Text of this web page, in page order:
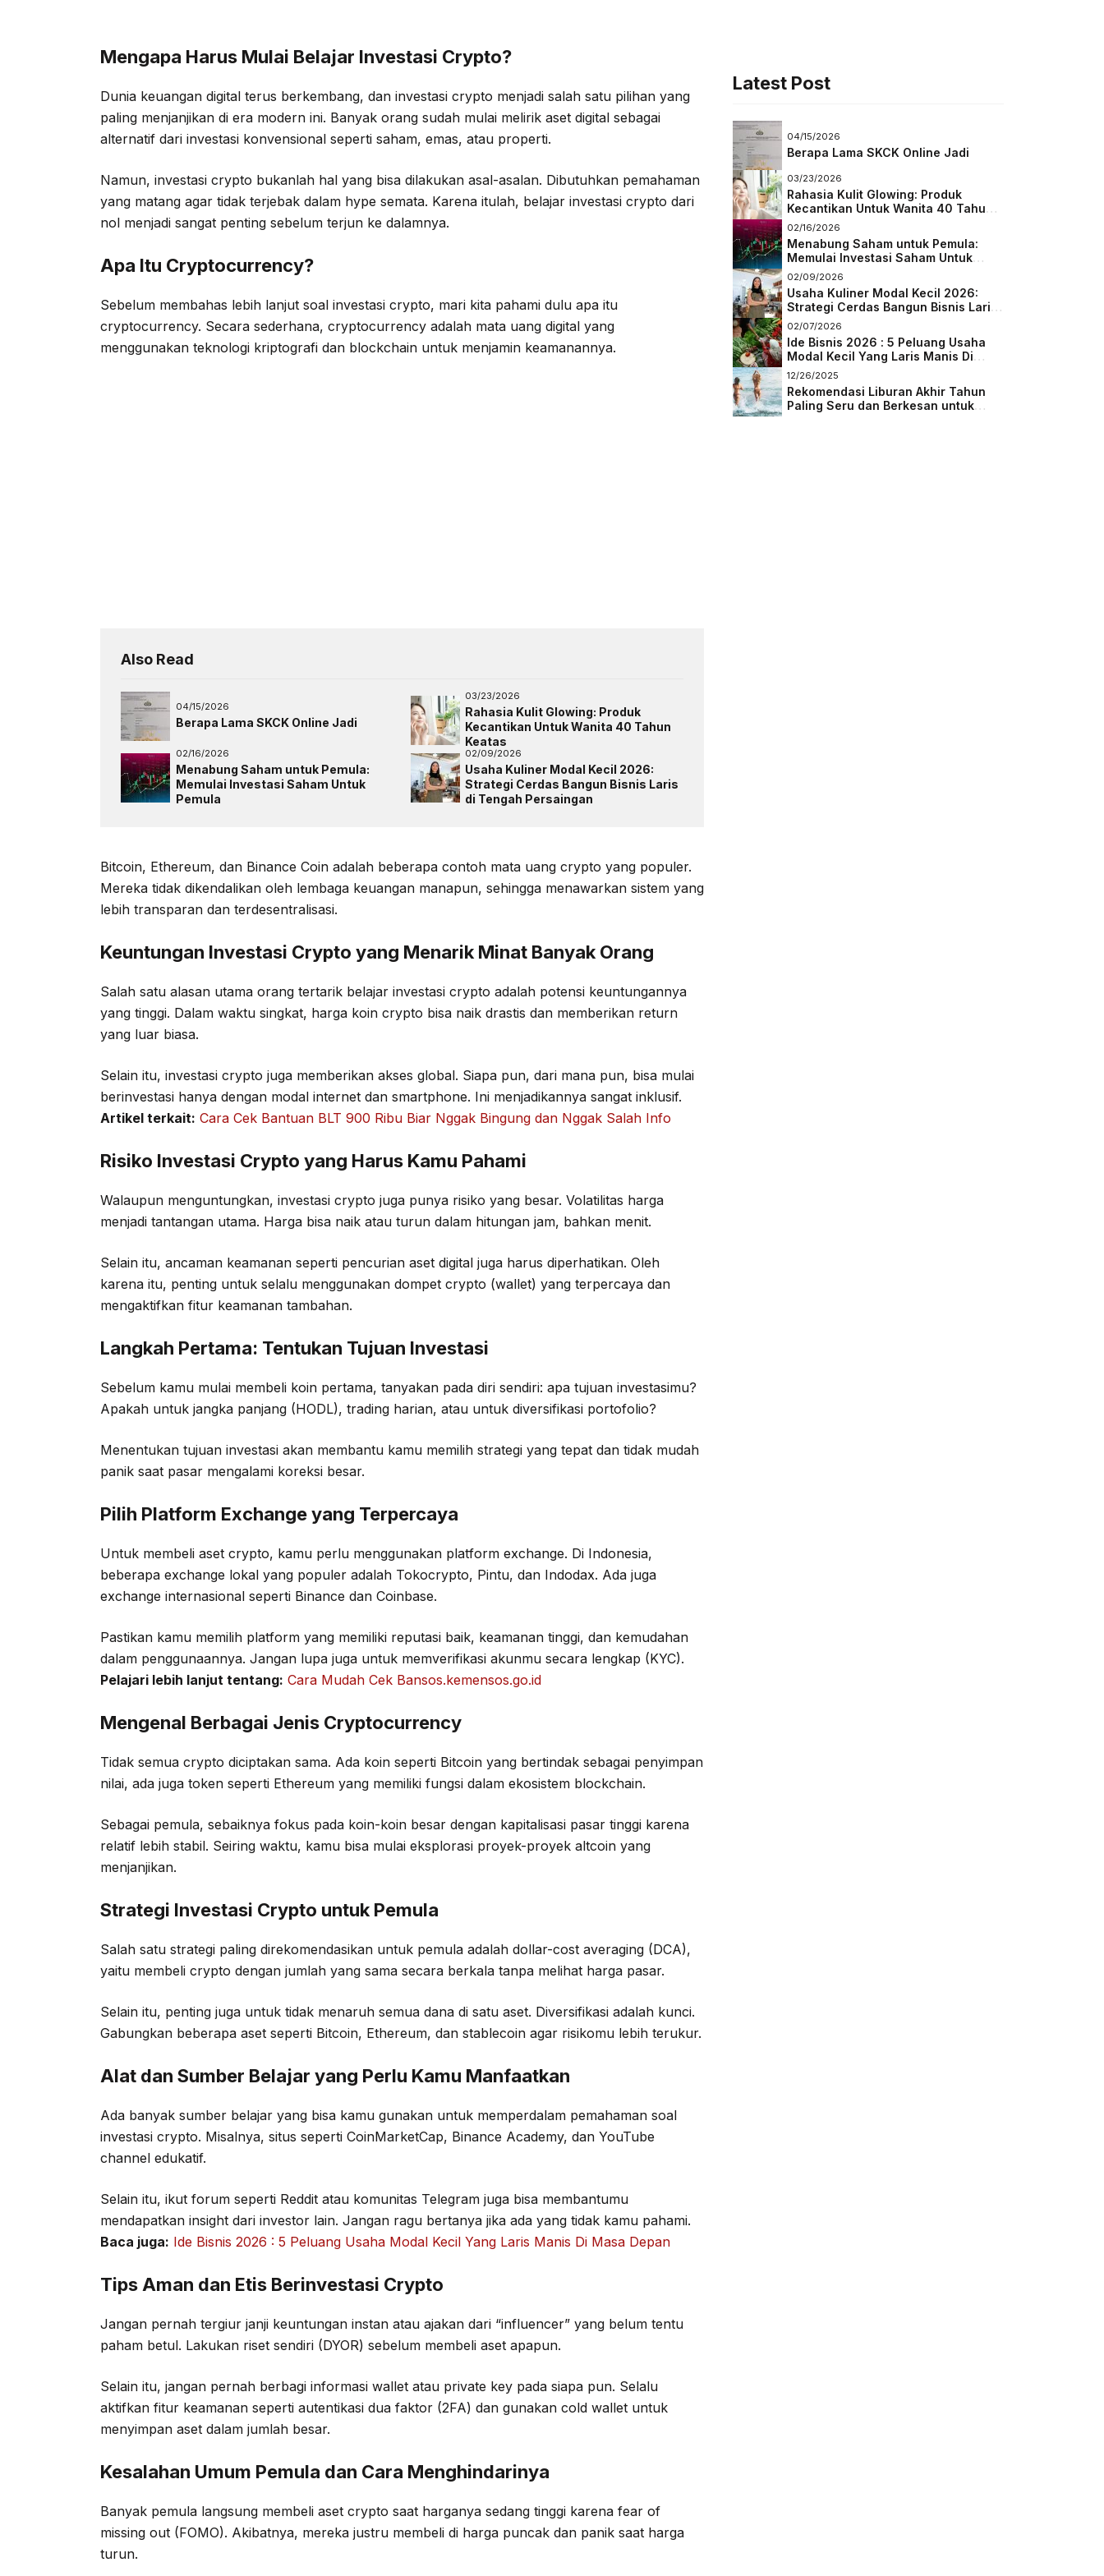
o
k
r
a
m
p
Mengapa Harus Mulai Belajar Investasi Crypto?
Dunia keuangan digital terus berkembang, dan investasi crypto menjadi salah satu pilihan yang
paling menjanjikan di era modern ini. Banyak orang sudah mulai melirik aset digital sebagai
alternatif dari investasi konvensional seperti saham, emas, atau properti.
Namun, investasi crypto bukanlah hal yang bisa dilakukan asal-asalan. Dibutuhkan pemahaman
yang matang agar tidak terjebak dalam hype semata. Karena itulah, belajar investasi crypto dari
nol menjadi sangat penting sebelum terjun ke dalamnya.
Apa Itu Cryptocurrency?
Sebelum membahas lebih lanjut soal investasi crypto, mari kita pahami dulu apa itu
cryptocurrency. Secara sederhana, cryptocurrency adalah mata uang digital yang
menggunakan teknologi kriptografi dan blockchain untuk menjamin keamanannya.
Also Read
04/15/2026
Berapa Lama SKCK Online Jadi
03/23/2026
Rahasia Kulit Glowing: Produk
Kecantikan Untuk Wanita 40 Tahun
Keatas
02/16/2026
Menabung Saham untuk Pemula:
Memulai Investasi Saham Untuk
Pemula
02/09/2026
Usaha Kuliner Modal Kecil 2026:
Strategi Cerdas Bangun Bisnis Laris
di Tengah Persaingan
Bitcoin, Ethereum, dan Binance Coin adalah beberapa contoh mata uang crypto yang populer.
Mereka tidak dikendalikan oleh lembaga keuangan manapun, sehingga menawarkan sistem yang
lebih transparan dan terdesentralisasi.
Keuntungan Investasi Crypto yang Menarik Minat Banyak Orang
Salah satu alasan utama orang tertarik belajar investasi crypto adalah potensi keuntungannya
yang tinggi. Dalam waktu singkat, harga koin crypto bisa naik drastis dan memberikan return
yang luar biasa.
Selain itu, investasi crypto juga memberikan akses global. Siapa pun, dari mana pun, bisa mulai
berinvestasi hanya dengan modal internet dan smartphone. Ini menjadikannya sangat inklusif.
Artikel terkait: Cara Cek Bantuan BLT 900 Ribu Biar Nggak Bingung dan Nggak Salah Info
Risiko Investasi Crypto yang Harus Kamu Pahami
Walaupun menguntungkan, investasi crypto juga punya risiko yang besar. Volatilitas harga
menjadi tantangan utama. Harga bisa naik atau turun dalam hitungan jam, bahkan menit.
Selain itu, ancaman keamanan seperti pencurian aset digital juga harus diperhatikan. Oleh
karena itu, penting untuk selalu menggunakan dompet crypto (wallet) yang terpercaya dan
mengaktifkan fitur keamanan tambahan.
Langkah Pertama: Tentukan Tujuan Investasi
Sebelum kamu mulai membeli koin pertama, tanyakan pada diri sendiri: apa tujuan investasimu?
Apakah untuk jangka panjang (HODL), trading harian, atau untuk diversifikasi portofolio?
Menentukan tujuan investasi akan membantu kamu memilih strategi yang tepat dan tidak mudah
panik saat pasar mengalami koreksi besar.
Pilih Platform Exchange yang Terpercaya
Untuk membeli aset crypto, kamu perlu menggunakan platform exchange. Di Indonesia,
beberapa exchange lokal yang populer adalah Tokocrypto, Pintu, dan Indodax. Ada juga
exchange internasional seperti Binance dan Coinbase.
Pastikan kamu memilih platform yang memiliki reputasi baik, keamanan tinggi, dan kemudahan
dalam penggunaannya. Jangan lupa juga untuk memverifikasi akunmu secara lengkap (KYC).
Pelajari lebih lanjut tentang: Cara Mudah Cek Bansos.kemensos.go.id
Mengenal Berbagai Jenis Cryptocurrency
Tidak semua crypto diciptakan sama. Ada koin seperti Bitcoin yang bertindak sebagai penyimpan
nilai, ada juga token seperti Ethereum yang memiliki fungsi dalam ekosistem blockchain.
Sebagai pemula, sebaiknya fokus pada koin-koin besar dengan kapitalisasi pasar tinggi karena
relatif lebih stabil. Seiring waktu, kamu bisa mulai eksplorasi proyek-proyek altcoin yang
menjanjikan.
Strategi Investasi Crypto untuk Pemula
Salah satu strategi paling direkomendasikan untuk pemula adalah dollar-cost averaging (DCA),
yaitu membeli crypto dengan jumlah yang sama secara berkala tanpa melihat harga pasar.
Selain itu, penting juga untuk tidak menaruh semua dana di satu aset. Diversifikasi adalah kunci.
Gabungkan beberapa aset seperti Bitcoin, Ethereum, dan stablecoin agar risikomu lebih terukur.
Alat dan Sumber Belajar yang Perlu Kamu Manfaatkan
Ada banyak sumber belajar yang bisa kamu gunakan untuk memperdalam pemahaman soal
investasi crypto. Misalnya, situs seperti CoinMarketCap, Binance Academy, dan YouTube
channel edukatif.
Selain itu, ikut forum seperti Reddit atau komunitas Telegram juga bisa membantumu
mendapatkan insight dari investor lain. Jangan ragu bertanya jika ada yang tidak kamu pahami.
Baca juga: Ide Bisnis 2026 : 5 Peluang Usaha Modal Kecil Yang Laris Manis Di Masa Depan
Tips Aman dan Etis Berinvestasi Crypto
Jangan pernah tergiur janji keuntungan instan atau ajakan dari “influencer” yang belum tentu
paham betul. Lakukan riset sendiri (DYOR) sebelum membeli aset apapun.
Selain itu, jangan pernah berbagi informasi wallet atau private key pada siapa pun. Selalu
aktifkan fitur keamanan seperti autentikasi dua faktor (2FA) dan gunakan cold wallet untuk
menyimpan aset dalam jumlah besar.
Kesalahan Umum Pemula dan Cara Menghindarinya
Banyak pemula langsung membeli aset crypto saat harganya sedang tinggi karena fear of
missing out (FOMO). Akibatnya, mereka justru membeli di harga puncak dan panik saat harga
turun.
Latest Post
04/15/2026
Berapa Lama SKCK Online Jadi
03/23/2026
Rahasia Kulit Glowing: Produk
Kecantikan Untuk Wanita 40 Tahun
Keatas
02/16/2026
Menabung Saham untuk Pemula:
Memulai Investasi Saham Untuk
Pemula
02/09/2026
Usaha Kuliner Modal Kecil 2026:
Strategi Cerdas Bangun Bisnis Laris
di Tengah Persaingan
02/07/2026
Ide Bisnis 2026 : 5 Peluang Usaha
Modal Kecil Yang Laris Manis Di
Masa Depan
12/26/2025
Rekomendasi Liburan Akhir Tahun
Paling Seru dan Berkesan untuk